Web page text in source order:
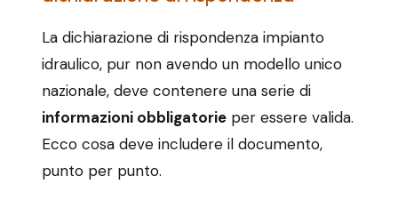
La dichiarazione di rispondenza impianto
idraulico, pur non avendo un modello unico
nazionale, deve contenere una serie di
informazioni obbligatorie per essere valida.
Ecco cosa deve includere il documento,
punto per punto.